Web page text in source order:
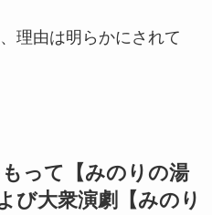
理由は明らかにされて
って【みのりの湯
び大衆演劇【みのり